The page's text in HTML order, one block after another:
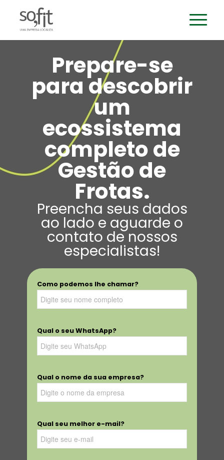
Prepare-se
para descobrir
um
ecossistema
completo de
Gestão de
Frotas.
Preencha seus dados
ao lado e aguarde o
contato de nossos
especialistas!
Como podemos lhe chamar?
Qual o seu WhatsApp?
Qual o nome da sua empresa?
Qual seu melhor e-mail?